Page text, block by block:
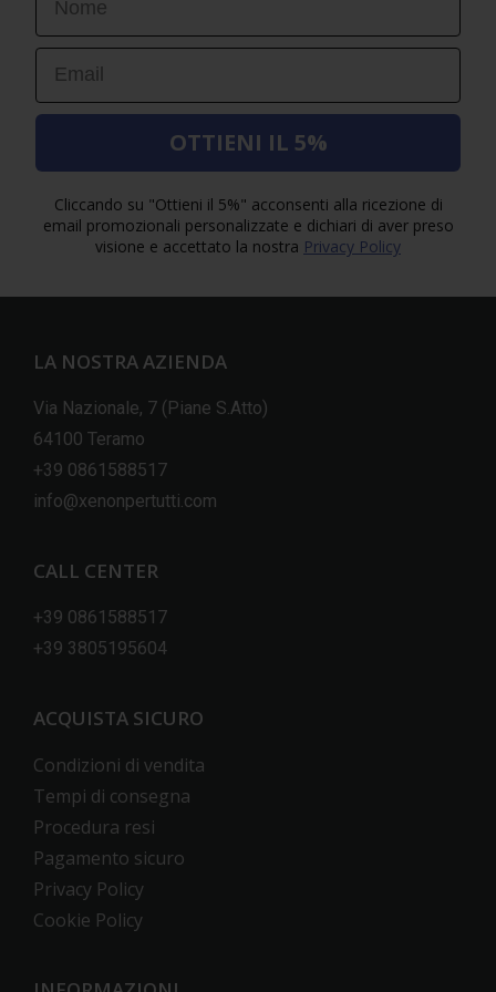
Email
OTTIENI IL 5%
Cliccando su "Ottieni il 5%" acconsenti alla ricezione di
email promozionali personalizzate e dichiari di aver preso
visione e accettato la nostra Privacy Policy
LA NOSTRA AZIENDA
Via Nazionale, 7 (Piane S.Atto)
64100 Teramo
+39 0861588517
info@xenonpertutti.com
CALL CENTER
+39 0861588517
+39 3805195604
ACQUISTA SICURO
Condizioni di vendita
Tempi di consegna
Procedura resi
Pagamento sicuro
Privacy Policy
Cookie Policy